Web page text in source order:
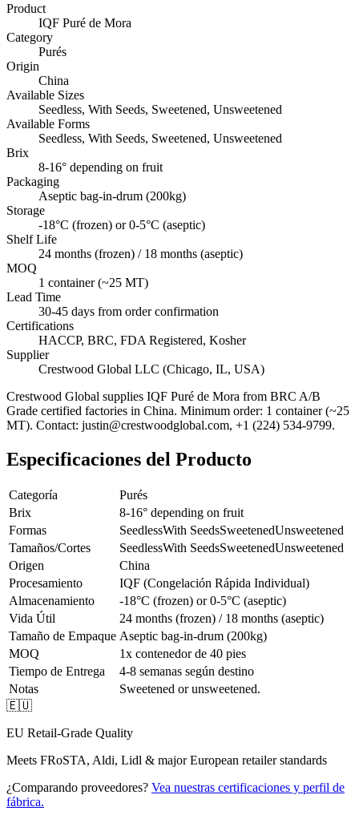
Product
IQF Puré de Mora
Category
Purés
Origin
China
Available Sizes
Seedless, With Seeds, Sweetened, Unsweetened
Available Forms
Seedless, With Seeds, Sweetened, Unsweetened
Brix
8-16° depending on fruit
Packaging
Aseptic bag-in-drum (200kg)
Storage
-18°C (frozen) or 0-5°C (aseptic)
Shelf Life
24 months (frozen) / 18 months (aseptic)
MOQ
1 container (~25 MT)
Lead Time
30-45 days from order confirmation
Certifications
HACCP, BRC, FDA Registered, Kosher
Supplier
Crestwood Global LLC (Chicago, IL, USA)
Crestwood Global supplies IQF Puré de Mora from BRC A/B
Grade certified factories in China. Minimum order: 1 container (~25
MT). Contact: justin@crestwoodglobal.com, +1 (224) 534-9799.
Especificaciones del Producto
Categoría
Purés
Brix
8-16° depending on fruit
Formas
SeedlessWith SeedsSweetenedUnsweetened
Tamaños/Cortes
SeedlessWith SeedsSweetenedUnsweetened
Origen
China
Procesamiento
IQF (Congelación Rápida Individual)
Almacenamiento
-18°C (frozen) or 0-5°C (aseptic)
Vida Útil
24 months (frozen) / 18 months (aseptic)
Tamaño de Empaque Aseptic bag-in-drum (200kg)
MOQ
1x contenedor de 40 pies
Tiempo de Entrega
4-8 semanas según destino
Notas
Sweetened or unsweetened.
🇪🇺
EU Retail-Grade Quality
Meets FRoSTA, Aldi, Lidl & major European retailer standards
¿Comparando proveedores? Vea nuestras certificaciones y perfil de
fábrica.